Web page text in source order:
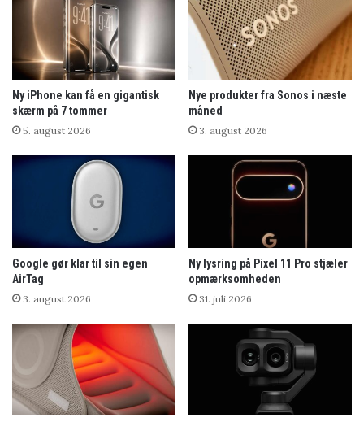
Ny iPhone kan få en gigantisk
skærm på 7 tommer
5. august 2026
Nye produkter fra Sonos i næste
måned
3. august 2026
Google gør klar til sin egen
AirTag
3. august 2026
Ny lysring på Pixel 11 Pro stjæler
opmærksomheden
31. juli 2026